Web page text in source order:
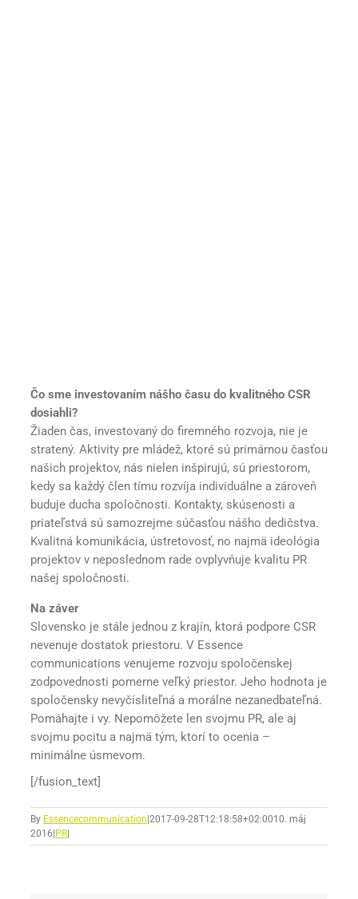
Čo sme investovaním nášho času do kvalitného CSR
dosiahli?
Žiaden čas, investovaný do firemného rozvoja, nie je
stratený. Aktivity pre mládež, ktoré sú primárnou časťou
našich projektov, nás nielen inšpirujú, sú priestorom,
kedy sa každý člen tímu rozvíja individuálne a zároveň
buduje ducha spoločnosti. Kontakty, skúsenosti a
priateľstvá sú samozrejme súčasťou nášho dedičstva.
Kvalitná komunikácia, ústretovosť, no najmä ideológia
projektov v neposlednom rade ovplyvňuje kvalitu PR
našej spoločnosti.
Na záver
Slovensko je stále jednou z krajín, ktorá podpore CSR
nevenuje dostatok priestoru. V Essence
communications venujeme rozvoju spoločenskej
zodpovednosti pomerne veľký priestor. Jeho hodnota je
spoločensky nevyčísliteľná a morálne nezanedbateľná.
Pomáhajte i vy. Nepomôžete len svojmu PR, ale aj
svojmu pocitu a najmä tým, ktorí to ocenia –
minimálne úsmevom.
[/fusion_text]
By Essencecommunication 2017-09-28T12:18:58+02:0010. máj
2016 PR